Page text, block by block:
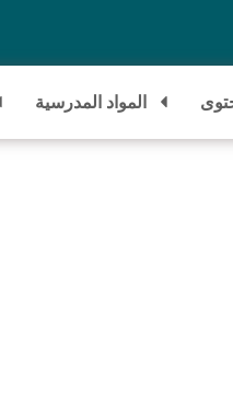
المواد المدرسية